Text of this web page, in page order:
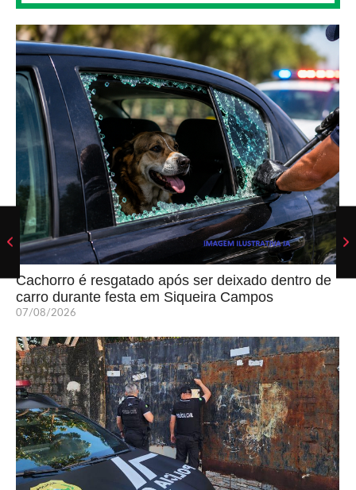
Cachorro é resgatado após ser deixado dentro de
carro durante festa em Siqueira Campos
07/08/2026